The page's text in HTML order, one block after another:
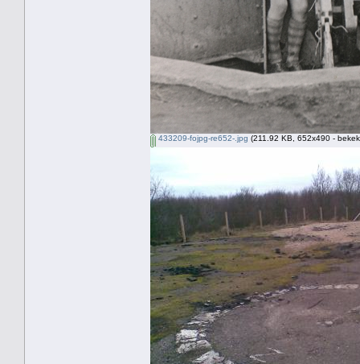
433209-fojpg-re652-.jpg (211.92 KB, 652x490 -